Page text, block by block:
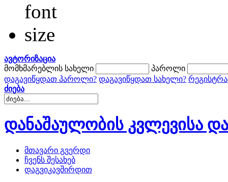
ავტორიზაცია
მომხმარებლის სახელი
პაროლი
დაგავიწყდათ პაროლი? დაგავიწყდათ სახელი?
ძიება
დანაშაულობის კვლევისა
მთავარი გვერდი
ჩვენს შესახებ
დაგვიკავშირდით